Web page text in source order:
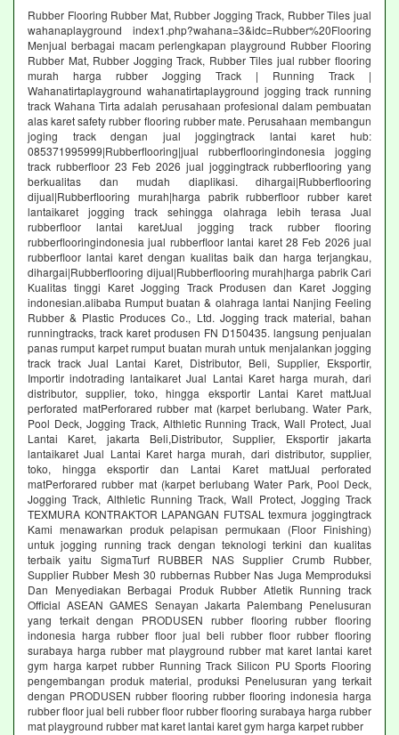
Rubber Flooring Rubber Mat, Rubber Jogging Track, Rubber Tiles jual
wahanaplayground index1.php?wahana=3&idc=Rubber%20Flooring
Menjual berbagai macam perlengkapan playground Rubber Flooring
Rubber Mat, Rubber Jogging Track, Rubber Tiles jual rubber flooring
murah harga rubber Jogging Track | Running Track |
Wahanatirtaplayground wahanatirtaplayground jogging track running
track Wahana Tirta adalah perusahaan profesional dalam pembuatan
alas karet safety rubber flooring rubber mate. Perusahaan membangun
joging track dengan jual joggingtrack lantai karet hub:
085371995999|Rubberflooring|jual rubberflooringindonesia jogging
track rubberfloor 23 Feb 2026 jual joggingtrack rubberflooring yang
berkualitas dan mudah diaplikasi. dihargai|Rubberflooring
dijual|Rubberflooring murah|harga pabrik rubberfloor rubber karet
lantaikaret jogging track sehingga olahraga lebih terasa Jual
rubberfloor lantai karetJual jogging track rubber flooring
rubberflooringindonesia jual rubberfloor lantai karet 28 Feb 2026 jual
rubberfloor lantai karet dengan kualitas baik dan harga terjangkau,
dihargai|Rubberflooring dijual|Rubberflooring murah|harga pabrik Cari
Kualitas tinggi Karet Jogging Track Produsen dan Karet Jogging
indonesian.alibaba Rumput buatan & olahraga lantai Nanjing Feeling
Rubber & Plastic Produces Co., Ltd. Jogging track material, bahan
runningtracks, track karet produsen FN D150435. langsung penjualan
panas rumput karpet rumput buatan murah untuk menjalankan jogging
track track Jual Lantai Karet, Distributor, Beli, Supplier, Eksportir,
Importir indotrading lantaikaret Jual Lantai Karet harga murah, dari
distributor, supplier, toko, hingga eksportir Lantai Karet mattJual
perforated matPerforared rubber mat (karpet berlubang. Water Park,
Pool Deck, Jogging Track, Althletic Running Track, Wall Protect, Jual
Lantai Karet, jakarta Beli,Distributor, Supplier, Eksportir jakarta
lantaikaret Jual Lantai Karet harga murah, dari distributor, supplier,
toko, hingga eksportir dan Lantai Karet mattJual perforated
matPerforared rubber mat (karpet berlubang Water Park, Pool Deck,
Jogging Track, Althletic Running Track, Wall Protect, Jogging Track
TEXMURA KONTRAKTOR LAPANGAN FUTSAL texmura joggingtrack
Kami menawarkan produk pelapisan permukaan (Floor Finishing)
untuk jogging running track dengan teknologi terkini dan kualitas
terbaik yaitu SigmaTurf RUBBER NAS Supplier Crumb Rubber,
Supplier Rubber Mesh 30 rubbernas Rubber Nas Juga Memproduksi
Dan Menyediakan Berbagai Produk Rubber Atletik Running track
Official ASEAN GAMES Senayan Jakarta Palembang Penelusuran
yang terkait dengan PRODUSEN rubber flooring rubber flooring
indonesia harga rubber floor jual beli rubber floor rubber flooring
surabaya harga rubber mat playground rubber mat karet lantai karet
gym harga karpet rubber Running Track Silicon PU Sports Flooring
pengembangan produk material, produksi Penelusuran yang terkait
dengan PRODUSEN rubber flooring rubber flooring indonesia harga
rubber floor jual beli rubber floor rubber flooring surabaya harga rubber
mat playground rubber mat karet lantai karet gym harga karpet rubber